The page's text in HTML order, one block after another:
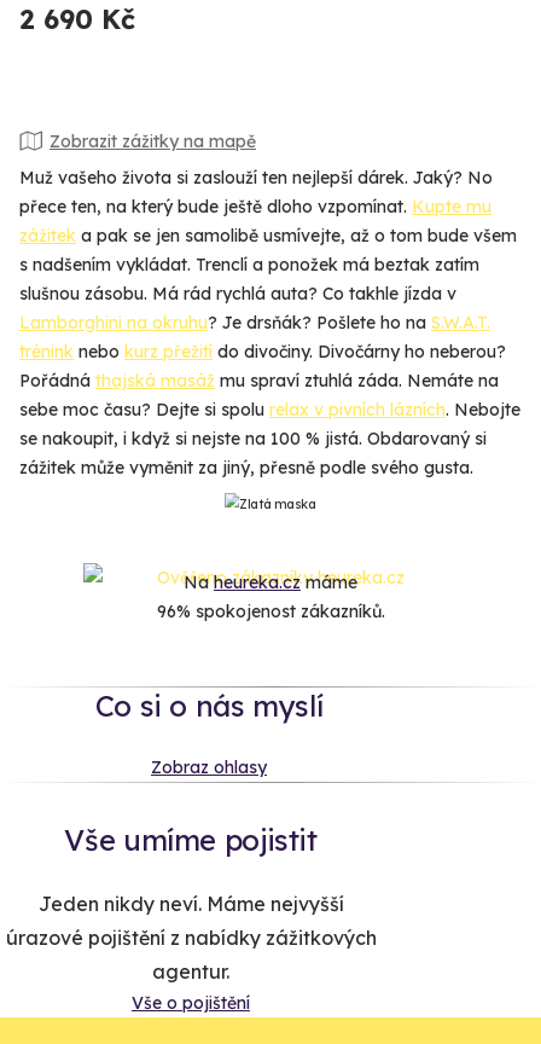
2 690 Kč
Zobrazit zážitky na mapě
Muž vašeho života si zaslouží ten nejlepší dárek. Jaký? No
přece ten, na který bude ještě dloho vzpomínat. Kupte mu
zážitek a pak se jen samolibě usmívejte, až o tom bude všem
s nadšením vykládat. Trenclí a ponožek má beztak zatím
slušnou zásobu. Má rád rychlá auta? Co takhle jízda v
Lamborghini na okruhu? Je drsňák? Pošlete ho na S.W.A.T.
trénink nebo kurz přežití do divočiny. Divočárny ho neberou?
Pořádná thajská masáž mu spraví ztuhlá záda. Nemáte na
sebe moc času? Dejte si spolu relax v pivních lázních. Nebojte
se nakoupit, i když si nejste na 100 % jistá. Obdarovaný si
zážitek může vyměnit za jiný, přesně podle svého gusta.
Naheureka.czmáme
96% spokojenost zákazníků.
Co si o nás myslí
Zobraz ohlasy
Vše umíme pojistit
Jeden nikdy neví. Máme nejvyšší
úrazové pojištění z nabídky zážitkových
agentur.
Vše o pojištění